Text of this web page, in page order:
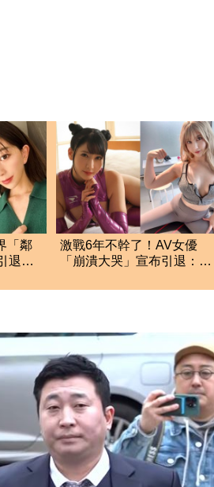
「鄰
引退
激戰6年不幹了！AV女優
「崩潰大哭」宣布引退：感